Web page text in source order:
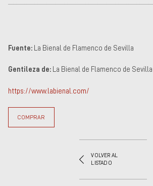
Fuente: La Bienal de Flamenco de Sevilla
Gentileza de: La Bienal de Flamenco de Sevilla
https://www.labienal.com/
COMPRAR
VOLVER AL
LISTADO